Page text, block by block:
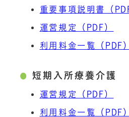
重要事項説明書（
運営規定（PDF）
利用料金一覧（PDF）
短期入所療養介護
運営規定（PDF）
利用料金一覧（PDF）